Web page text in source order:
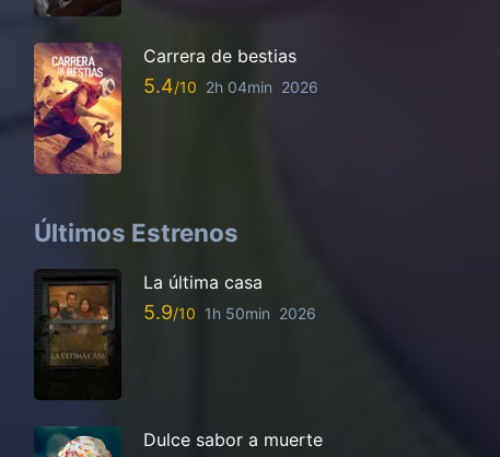
Carrera de bestias
5.4 2h 04min 2026
Últimos Estrenos
La última casa
5.9 1h 50min 2026
Dulce sabor a muerte